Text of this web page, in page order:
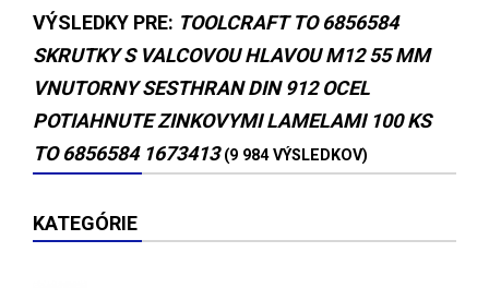
VÝSLEDKY PRE: TOOLCRAFT TO 6856584
SKRUTKY S VALCOVOU HLAVOU M12 55 MM
VNUTORNY SESTHRAN DIN 912 OCEL
POTIAHNUTE ZINKOVYMI LAMELAMI 100 KS
TO 6856584 1673413 (9 984 VÝSLEDKOV)
KATEGÓRIE